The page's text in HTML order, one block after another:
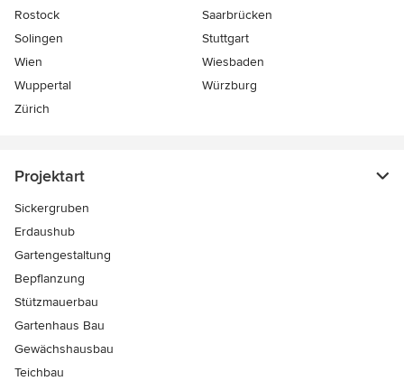
Rostock
Saarbrücken
Solingen
Stuttgart
Wien
Wiesbaden
Wuppertal
Würzburg
Zürich
Projektart
Sickergruben
Erdaushub
Gartengestaltung
Bepflanzung
Stützmauerbau
Gartenhaus Bau
Gewächshausbau
Teichbau